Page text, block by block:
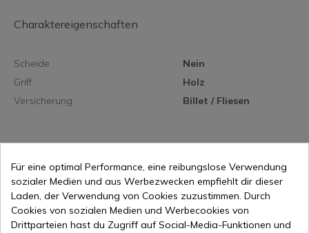
Charaktereigenschaften
Scheide
Nein
Griff
Holz
Versicherung
Billet / Fliesen
21,18 € In den Warenkorb
Online-Verkauf seit 1998
Für eine optimal Performance, eine reibungslose Verwendung
sozialer Medien und aus Werbezwecken empfiehlt dir dieser
Laden, der Verwendung von Cookies zuzustimmen. Durch
Cookies von sozialen Medien und Werbecookies von
Drittparteien hast du Zugriff auf Social-Media-Funktionen und